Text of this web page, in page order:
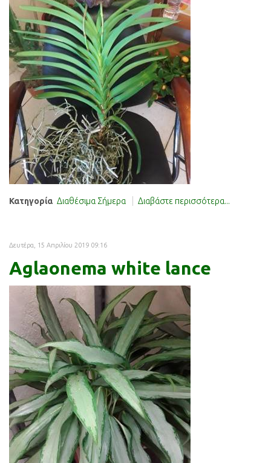
Κατηγορία Διαθέσιμα Σήμερα Διαβάστε περισσότερα...
Δευτέρα, 15 Απριλίου 2019 09:16
Aglaonema white lance